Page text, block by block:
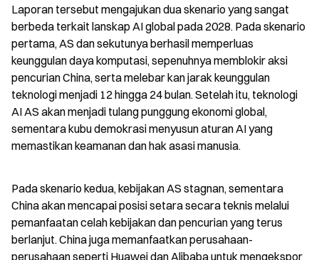
Laporan tersebut mengajukan dua skenario yang sangat
berbeda terkait lanskap AI global pada 2028. Pada skenario
pertama, AS dan sekutunya berhasil memperluas
keunggulan daya komputasi, sepenuhnya memblokir aksi
pencurian China, serta melebar kan jarak keunggulan
teknologi menjadi 12 hingga 24 bulan. Setelah itu, teknologi
AI AS akan menjadi tulang punggung ekonomi global,
sementara kubu demokrasi menyusun aturan AI yang
memastikan keamanan dan hak asasi manusia.
Pada skenario kedua, kebijakan AS stagnan, sementara
China akan mencapai posisi setara secara teknis melalui
pemanfaatan celah kebijakan dan pencurian yang terus
berlanjut. China juga memanfaatkan perusahaan-
perusahaan seperti Huawei dan Alibaba untuk mengekspor